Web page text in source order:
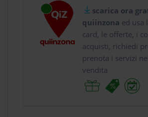
scarica ora
quiinzona ed usa
card, le offerte, i
acquisti, richiedi
prenota i servizi
vendita